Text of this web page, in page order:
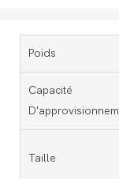
Poids
Capacité
Taille